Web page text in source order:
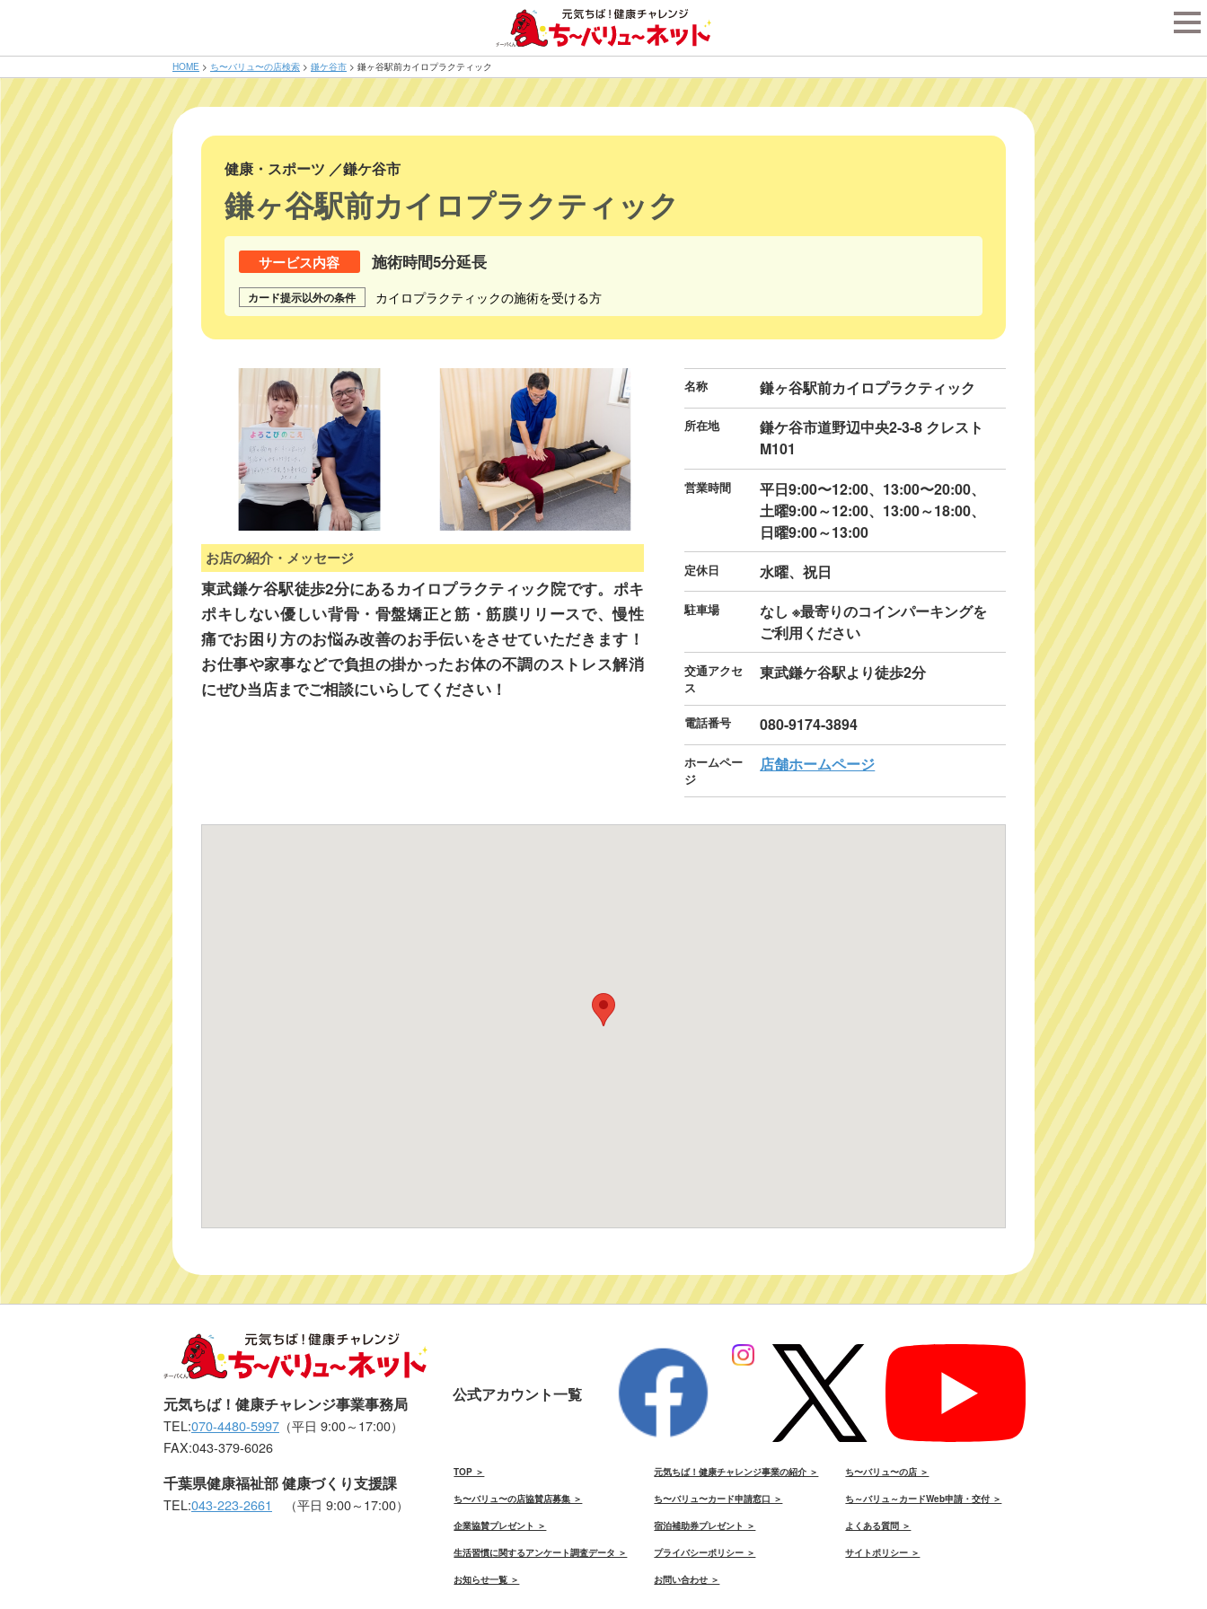
HOME > ち〜バリュ〜の店検索 > 鎌ケ谷市 > 鎌ヶ谷駅前カイロプラクティック
健康・スポーツ ／鎌ケ谷市
鎌ヶ谷駅前カイロプラクティック
サービス内容 施術時間5分延長
カード提示以外の条件 カイロプラクティックの施術を受ける方
お店の紹介・メッセージ
東武鎌ケ谷駅徒歩2分にあるカイロプラクティック院です。ポキ
ポキしない優しい背骨・骨盤矯正と筋・筋膜リリースで、慢性
痛でお困り方のお悩み改善のお手伝いをさせていただきます！
お仕事や家事などで負担の掛かったお体の不調のストレス解消
にぜひ当店までご相談にいらしてください！
名称 鎌ヶ谷駅前カイロプラクティック
所在地
鎌ケ谷市道野辺中央2-3-8 クレスト
M101
営業時間
平日9:00〜12:00、13:00〜20:00、
土曜9:00～12:00、13:00～18:00、
日曜9:00～13:00
定休日 水曜、祝日
駐車場
なし ※最寄りのコインパーキングを
ご利用ください
交通アクセ
ス
東武鎌ケ谷駅より徒歩2分
電話番号 080-9174-3894
ホームペー
ジ
店舗ホームページ
元気ちば！健康チャレンジ事業事務局
TEL:070-4480-5997 （平日 9:00～17:00）
FAX:043-379-6026
千葉県健康福祉部 健康づくり支援課
TEL:043-223-2661 （平日 9:00～17:00）
公式アカウント一覧
TOP ＞ 元気ちば！健康チャレンジ事業の紹介 ＞ ち〜バリュ〜の店 ＞
ち〜バリュ〜の店協賛店募集 ＞ ち〜バリュ〜カード申請窓口 ＞ ち～バリュ～カードWeb申請・交付 ＞
企業協賛プレゼント ＞ 宿泊補助券プレゼント ＞ よくある質問 ＞
生活習慣に関するアンケート調査データ ＞ プライバシーポリシー ＞ サイトポリシー ＞
お知らせ一覧 ＞ お問い合わせ ＞